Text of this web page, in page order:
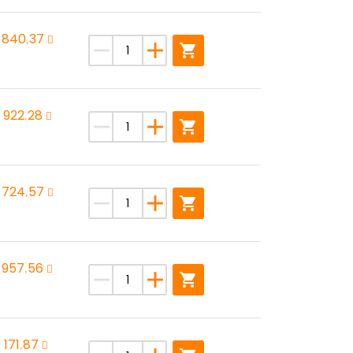
remove add shopping_cart
922,28 remove add shopping_cart
724,57 remove add shopping_cart
957,56 remove add shopping_cart
171,87